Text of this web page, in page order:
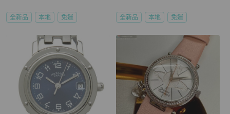
全新品 本地 免運 全新品 本地 免運